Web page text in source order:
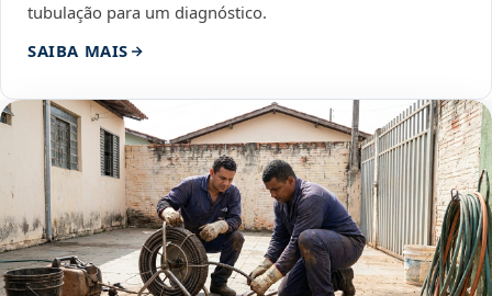
tubulação para um diagnóstico.
SAIBA MAIS